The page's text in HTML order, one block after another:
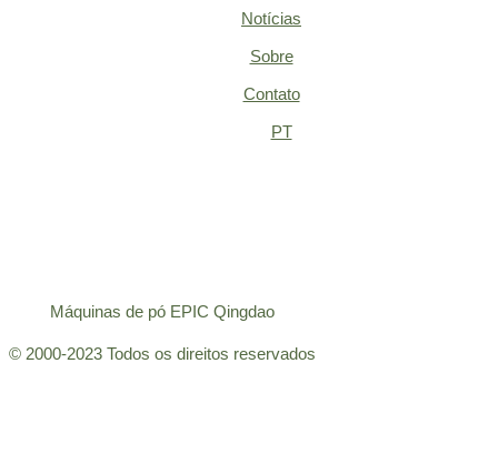
Notícias
Sobre
Contato
PT
Máquinas de pó EPIC Qingdao
© 2000-2023 Todos os direitos reservados